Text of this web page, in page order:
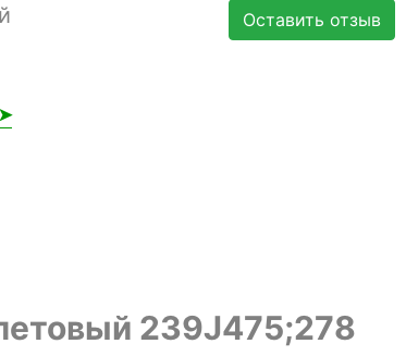
Оставить отзыв
239J475;278